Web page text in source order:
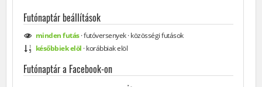
Futónaptár beállítások
mindenfutás·futóversenyek·közösségifutások
későbbiek elöl ·korábbiak elöl
Futónaptár a Facebook-on